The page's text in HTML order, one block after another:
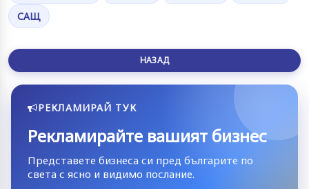
САЩ
НАЗАД
РЕКЛАМИРАЙ ТУК
Рекламирайте вашият бизнес
Представете бизнеса си пред българите по
света с ясно и видимо послание.